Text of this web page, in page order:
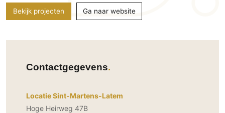
Gietvloeren
Houten vloeren
Afwerking
Beton Ciré
Bekijk projecten Ga naar website
Contactgegevens
Locatie Sint-Martens-Latem
Hoge Heirweg 47B